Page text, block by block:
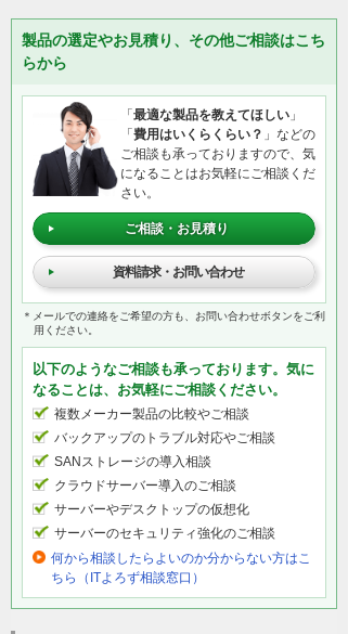
製品の選定やお見積り、その他ご相談はこち
らから
「最適な製品を教えてほしい 」
「費用はいくらくらい？ 」などの
ご相談も承っておりますので、気
になることはお気軽にご相談くだ
さい。
ご相談・お見積り
資料請求・お問い合わせ
＊メールでの連絡をご希望の方も、お問い合わせボタンをご利
用ください。
以下のようなご相談も承っております。気に
なることは、お気軽にご相談ください。
複数メーカー製品の比較やご相談
バックアップのトラブル対応やご相談
SANストレージの導入相談
クラウドサーバー導入のご相談
サーバーやデスクトップの仮想化
サーバーのセキュリティ強化のご相談
何から相談したらよいのか分からない方はこ
ちら（ITよろず相談窓口）